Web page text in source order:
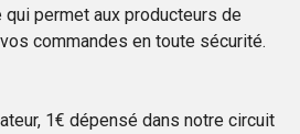
permet aux producteurs de
commandes en toute sécurité.
1€ dépensé dans notre circuit